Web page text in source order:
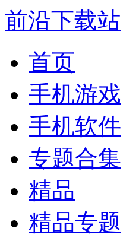
前沿下载站
首页
手机游戏
手机软件
专题合集
精品
精品专题